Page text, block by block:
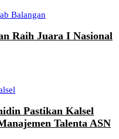
Balangan
Raih Juara I Nasional
Pastikan Kalsel
Talenta ASN